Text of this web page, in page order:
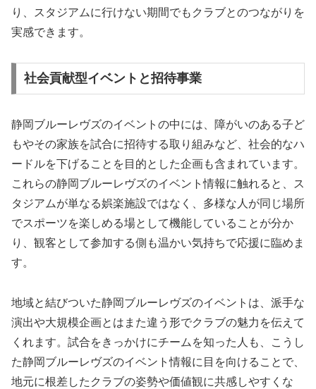
り、スタジアムに行けない期間でもクラブとのつながりを
実感できます。
社会貢献型イベントと招待事業
静岡ブルーレヴズのイベントの中には、障がいのある子ど
もやその家族を試合に招待する取り組みなど、社会的なハ
ードルを下げることを目的とした企画も含まれています。
これらの静岡ブルーレヴズのイベント情報に触れると、ス
タジアムが単なる娯楽施設ではなく、多様な人が同じ場所
でスポーツを楽しめる場として機能していることが分か
り、観客として参加する側も温かい気持ちで応援に臨めま
す。
地域と結びついた静岡ブルーレヴズのイベントは、派手な
演出や大規模企画とはまた違う形でクラブの魅力を伝えて
くれます。試合をきっかけにチームを知った人も、こうし
た静岡ブルーレヴズのイベント情報に目を向けることで、
地元に根差したクラブの姿勢や価値観に共感しやすくな